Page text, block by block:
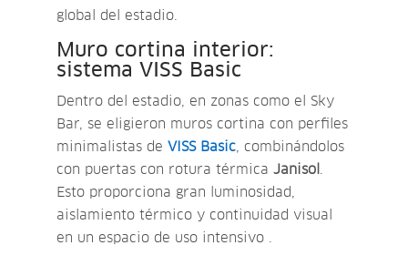
global del estadio.
Muro cortina interior:
sistema VISS Basic
Dentro del estadio, en zonas como el Sky
Bar, se eligieron muros cortina con perfiles
minimalistas deVISS Basic , combinándolos
con puertas con rotura térmicaJanisol
Esto proporciona gran luminosidad,
aislamiento térmico y continuidad visual
en un espacio de uso intensivo .